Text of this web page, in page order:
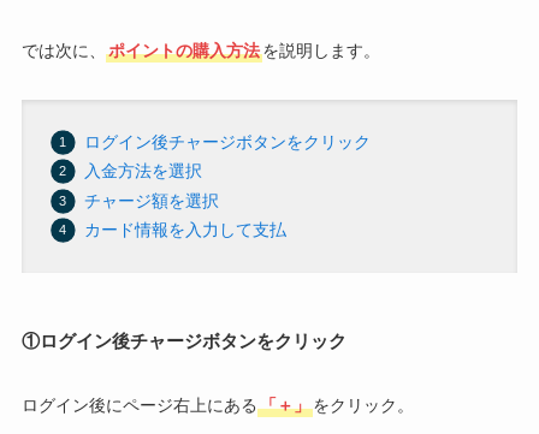
では次に、 ポイントの購入方法を説明します。
ログイン後チャージボタンをクリック
入金方法を選択
チャージ額を選択
カード情報を入力して支払
①ログイン後チャージボタンをクリック
ログイン後にページ右上にある 「＋」をクリック。